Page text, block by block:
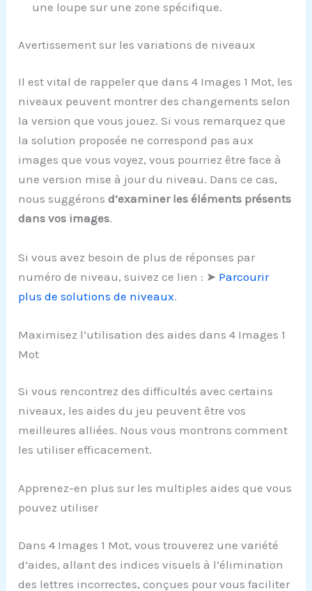
une loupe sur une zone spécifique.
Avertissement sur les variations de niveaux
Il est vital de rappeler que dans 4 Images 1 Mot, les
niveaux peuvent montrer des changements selon
la version que vous jouez. Si vous remarquez que
la solution proposée ne correspond pas aux
images que vous voyez, vous pourriez être face à
une version mise à jour du niveau. Dans ce cas,
nous suggéronsd’examiner les éléments présents
dans vos images.
Si vous avez besoin de plus de réponses par
numéro de niveau, suivez ce lien : ➤ Parcourir
plus de solutions de niveaux.
Maximisez l’utilisation des aides dans 4 Images 1
Mot
Si vous rencontrez des difficultés avec certains
niveaux, les aides du jeu peuvent être vos
meilleures alliées. Nous vous montrons comment
les utiliser efficacement.
Apprenez-en plus sur les multiples aides que vous
pouvez utiliser
Dans 4 Images 1 Mot, vous trouverez une variété
d’aides, allant des indices visuels à l’élimination
des lettres incorrectes, conçues pour vous faciliter